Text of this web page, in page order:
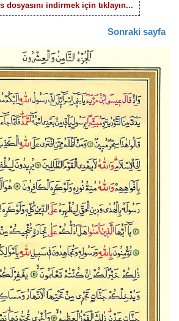
dosyasını indirmek için tıklayın...
Sonraki sayfa